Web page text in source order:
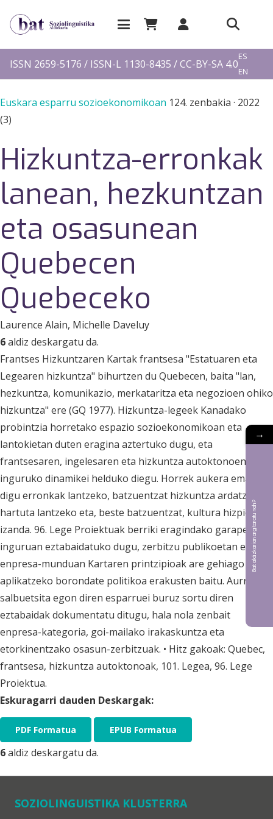
ISSN 2659-5176 / ISSN-L 1130-8435 / CC-BY-SA 4.0
ES
EN
Euskara esparru sozioekonomikoan 124. zenbakia · 2022
(3)
Hizkuntza-erronkak
lanean, hezkuntzan
eta osasunean
Quebecen
Quebeceko
Laurence Alain, Michelle Daveluy
6aldiz deskargatu da.
Frantses Hizkuntzaren Kartak frantsesa "Estatuaren eta
Legearen hizkuntza" bihurtzen du Quebecen, baita "lan,
hezkuntza, komunikazio, merkataritza eta negozioen ohiko
hizkuntza" ere (GQ 1977). Hizkuntza-legeek Kanadako
probintzia horretako espazio sozioekonomikoan eta
lantokietan duten eragina aztertuko dugu, eta
frantsesaren, ingelesaren eta hizkuntza autoktonoen
inguruko dinamikei helduko diegu. Horrek aukera ematen
digu erronkak lantzeko, batzuentzat hizkuntza ardatz
hartuta lantzeko eta, beste batzuentzat, kultura hizpide
izanda. 96. Lege Proiektuak berriki eragindako garapenen
inguruan eztabaidatuko dugu, zerbitzu publikoetan eta
enpresa-munduan Kartaren printzipioak are gehiago
aplikatzeko borondate politikoa erakusten baitu. Aurretik
salbuetsita egon diren esparruei buruz sortu diren
eztabaidak dokumentatu ditugu, hala nola zenbait
enpresa-kategoria, goi-mailako irakaskuntza eta
etorkinentzako osasun-zerbitzuak. • Hitz gakoak: Quebec,
frantsesa, hizkuntza autoktonoak, 101. Legea, 96. Lege
Proiektua.
Eskuragarri dauden Deskargak:
PDF Formatua EPUB Formatua
6aldiz deskargatu da.
SOZIOLINGUISTIKA KLUSTERRA
→
Bat aldizkarian argitaratu nahi?